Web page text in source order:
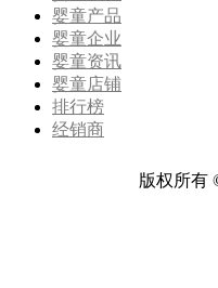
婴童产品
婴童企业
婴童资讯
婴童店铺
排行榜
经销商
版权所有